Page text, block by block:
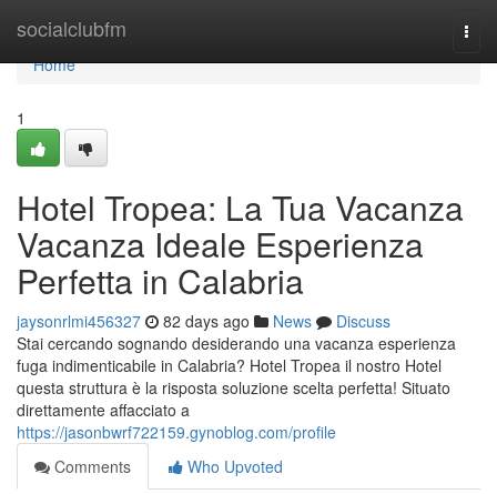
socialclubfm
Home
Home
1
Hotel Tropea: La Tua Vacanza
Vacanza Ideale Esperienza
Perfetta in Calabria
jaysonrlmi456327 82 days ago News
Discuss
Stai cercando sognando desiderando una vacanza esperienza
fuga indimenticabile in Calabria? Hotel Tropea il nostro Hotel
questa struttura è la risposta soluzione scelta perfetta! Situato
direttamente affacciato a
https://jasonbwrf722159.gynoblog.com/profile
Comments
Who Upvoted